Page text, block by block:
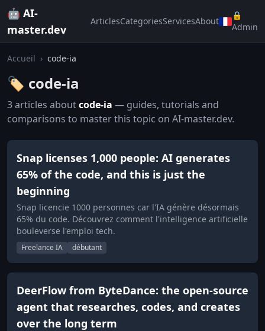
🤖 AI-
master.dev
ArticlesCategoriesServicesAbout
🔒
Admin
Accueil › code-ia
🏷️ code-ia
3 articles aboutcode-ia — guides, tutorials and
comparisons to master this topic on AI-master.dev.
Snap licenses 1,000 people: AI generates
65% of the code, and this is just the
beginning
Snap licencie 1000 personnes car l'IA génère désormais
65% du code. Découvrez comment l'intelligence artificielle
bouleverse l'emploi tech.
Freelance IA débutant
DeerFlow from ByteDance: the open-source
agent that researches, codes, and creates
over the long term